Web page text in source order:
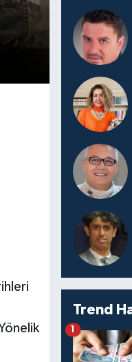
Trend
1